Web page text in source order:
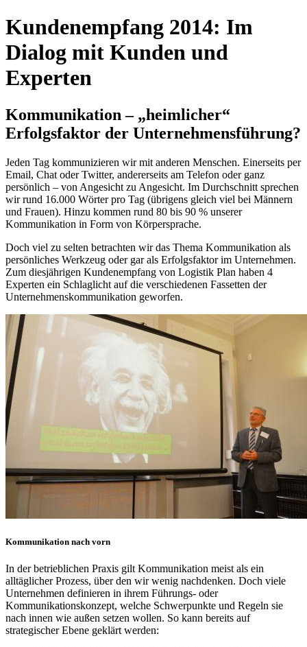
Kundenempfang 2014: Im
Dialog mit Kunden und
Experten
Kommunikation – „heimlicher“
Erfolgsfaktor der Unternehmensführung?
Jeden Tag kommunizieren wir mit anderen Menschen. Einerseits per
Email, Chat oder Twitter, andererseits am Telefon oder ganz
persönlich – von Angesicht zu Angesicht. Im Durchschnitt sprechen
wir rund 16.000 Wörter pro Tag (übrigens gleich viel bei Männern
und Frauen). Hinzu kommen rund 80 bis 90 % unserer
Kommunikation in Form von Körpersprache.
Doch viel zu selten betrachten wir das Thema Kommunikation als
persönliches Werkzeug oder gar als Erfolgsfaktor im Unternehmen.
Zum diesjährigen Kundenempfang von Logistik Plan haben 4
Experten ein Schlaglicht auf die verschiedenen Fassetten der
Unternehmenskommunikation geworfen.
Kommunikation nach vorn
In der betrieblichen Praxis gilt Kommunikation meist als ein
alltäglicher Prozess, über den wir wenig nachdenken. Doch viele
Unternehmen definieren in ihrem Führungs- oder
Kommunikationskonzept, welche Schwerpunkte und Regeln sie
nach innen wie außen setzen wollen. So kann bereits auf
strategischer Ebene geklärt werden: